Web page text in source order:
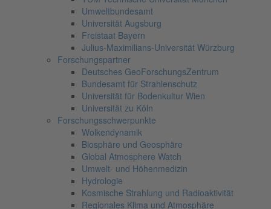
Umweltbundesamt
Universität Augsburg
Freistaat Bayern
Julius-Maximilians-Universität Würzburg
Forschungspartner
Deutsches GeoForschungsZentrum
Bundesamt für Strahlenschutz
Universität für Bodenkultur Wien
Universität zu Köln
Forschungsschwerpunkte
Wolkendynamik
Biosphäre und Geosphäre
Global Atmosphere Watch
Umwelt- und Höhenmedizin
Hydrologie
Kosmische Strahlung und Radioaktivität
Regionales Klima und Atmosphäre